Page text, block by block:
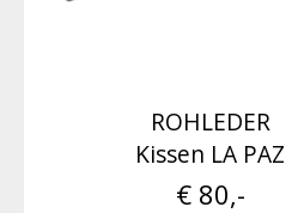
ROHLEDER
Kissen LA PAZ
€ 80,-